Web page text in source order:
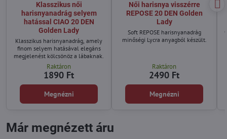
Klasszikus női
harisnyanadrág selyem
hatással CIAO 20 DEN
Golden Lady
Klasszikus harisnyanadrág, amely
finom selyem hatásával elegáns
megjelenést kölcsönöz a lábaknak.
Raktáron
1890 Ft
Megnézni
Női harisnya visszérre
REPOSE 20 DEN Golden
Lady
Soft REPOSE harisnyanadrág
minőségi Lycra anyagból készült.
Raktáron
2490 Ft
Megnézni
Már megnézett áru